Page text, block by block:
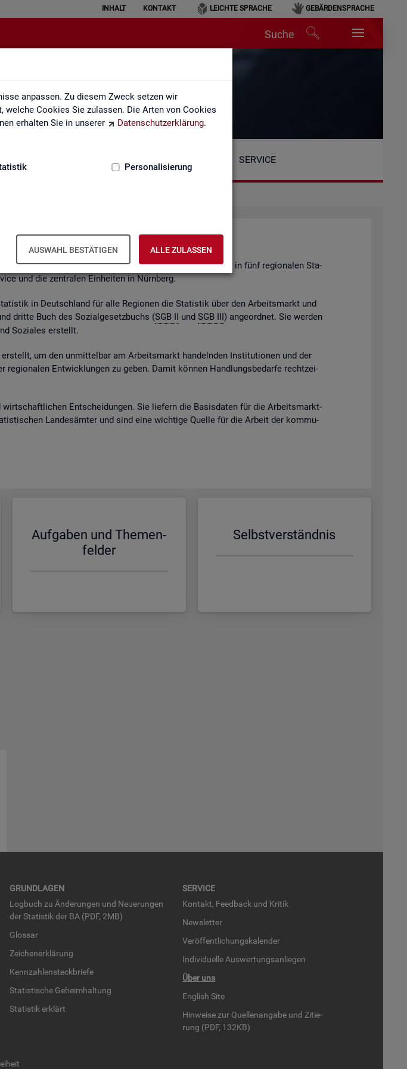
anpassen. Zu diesem Zweck setzen wir
Cookies Sie zulassen. Die Arten von Cookies
erhalten Sie in unserer
Datenschutzerklärung.
Personalisierung
AUSWAHL BESTÄTIGEN ALLE ZULASSEN
INHALT KONTAKT LEICHTE SPRACHE GEBÄRDENSPRACHE
Suche
uns
SERVICE
uns
Bun­des­agen­tur für Ar­beit. Der Be­reich ist or­ga­ni­siert in fünf re­gio­na­len Sta­
und die zen­tra­len Ein­hei­ten in Nürn­berg.
in Deutsch­land für alle Re­gio­nen die Sta­tis­tik über den Ar­beits­markt und
drit­te Buch des So­zi­al­ge­setz­buchs (SGB II und SGB III) an­ge­ord­net. Sie wer­den
So­zia­les er­stellt.
um den un­mit­tel­bar am Ar­beits­markt han­deln­den In­sti­tu­tio­nen und der
Ent­wick­lun­gen zu geben. Damit kön­nen Hand­lungs­be­dar­fe recht­zei­
Ent­schei­dun­gen. Sie lie­fern die Ba­sis­da­ten für die Ar­beits­markt­
Lan­des­äm­ter und sind eine wich­ti­ge Quel­le für die Ar­beit der kom­mu­
Auf­ga­ben und The­men­
fel­der
Selbst­ver­ständ­nis
GRUND­LA­GEN
Log­buch zu Än­de­run­gen und Neue­run­gen
der Sta­tis­tik der BA (PDF, 2MB)
Glos­sar
Zei­chen­er­klä­rung
Kenn­zah­len­steck­brie­fe
Sta­tis­ti­sche Ge­heim­hal­tung
Sta­tis­tik er­klärt
SER­VICE
Kon­takt, Feed­back und Kri­tik
News­let­ter
Ver­öf­fent­li­chungs­ka­len­der
In­di­vi­du­el­le Aus­wer­tungs­an­lie­gen
Über uns
English Site
Hin­wei­se zur Quel­len­an­ga­be und Zi­tie­
rung (PDF, 132KB)